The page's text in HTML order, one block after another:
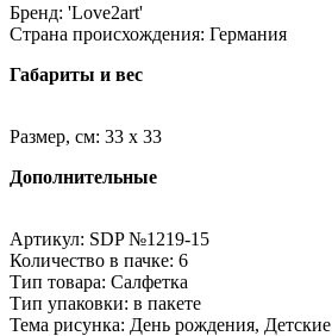
Бренд: 'Love2art'
Страна происхождения: Германия
Габариты и вес
Размер, см: 33 x 33
Дополнительные
Артикул: SDP №1219-15
Количество в пачке: 6
Тип товара: Салфетка
Тип упаковки: в пакете
Тема рисунка: День рождения, Детские